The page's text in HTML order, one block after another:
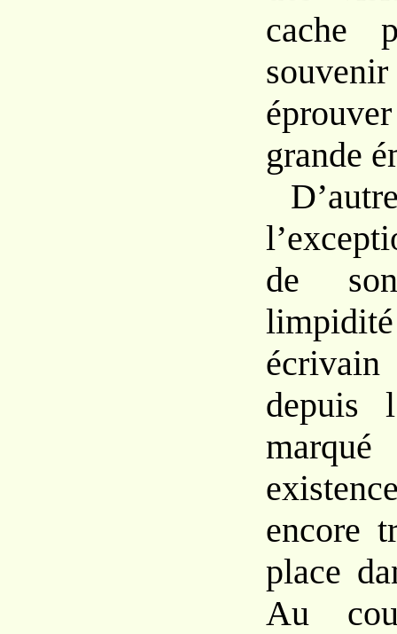
cache
grande
de
depuis
encore
place
Au